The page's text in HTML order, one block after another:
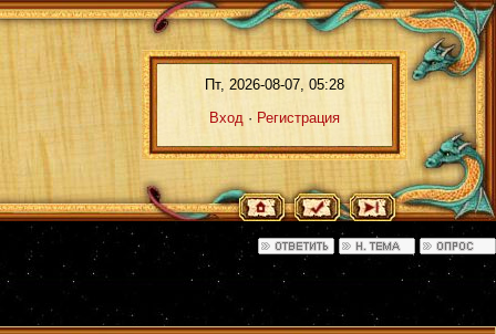
Пт, 2026-08-07, 05:28
Вход · Регистрация